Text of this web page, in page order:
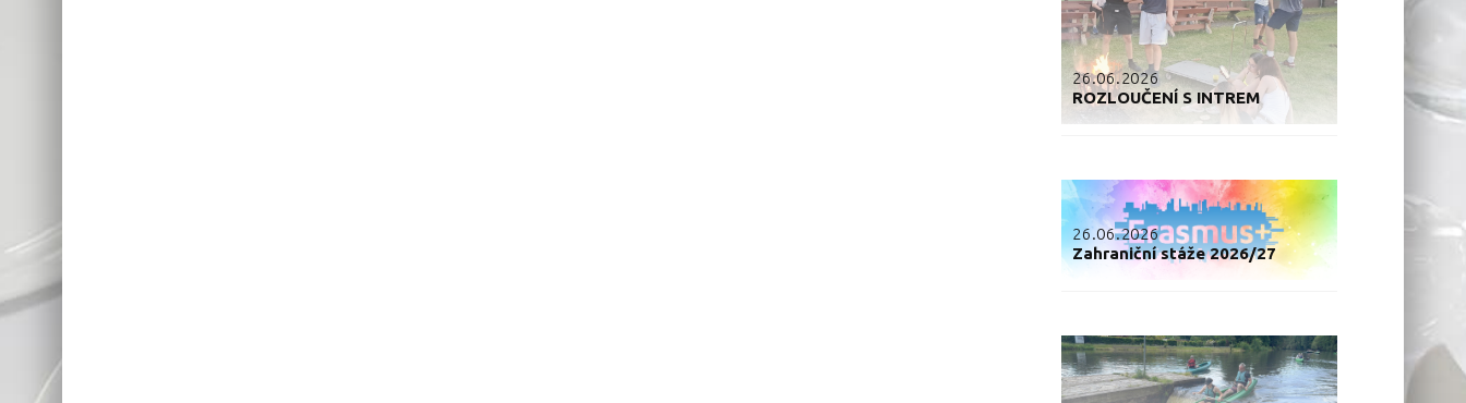
26.06.2026
ROZLOUČENÍ S INTREM
26.06.2026
Zahraniční stáže 2026/27